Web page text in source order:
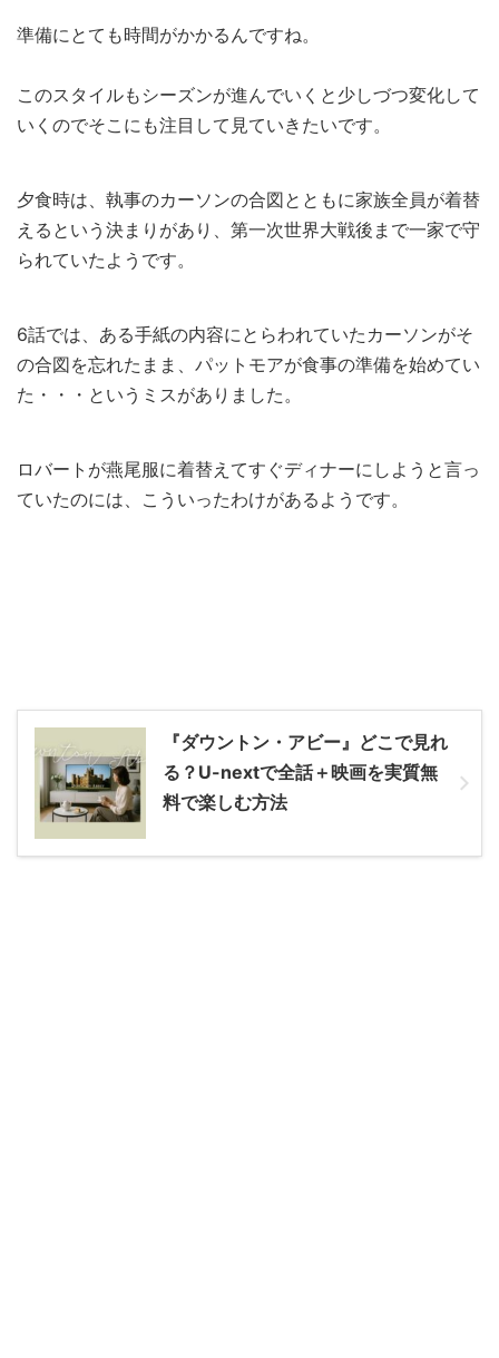
準備にとても時間がかかるんですね。
このスタイルもシーズンが進んでいくと少しづつ変化して
いくのでそこにも注目して見ていきたいです。
夕食時は、執事のカーソンの合図とともに家族全員が着替
えるという決まりがあり、第一次世界大戦後まで一家で守
られていたようです。
6話では、ある手紙の内容にとらわれていたカーソンがそ
の合図を忘れたまま、パットモアが食事の準備を始めてい
た・・・というミスがありました。
ロバートが燕尾服に着替えてすぐディナーにしようと言っ
ていたのには、こういったわけがあるようです。
『ダウントン・アビー』どこで見れ
る？U-nextで全話＋映画を実質無
料で楽しむ方法